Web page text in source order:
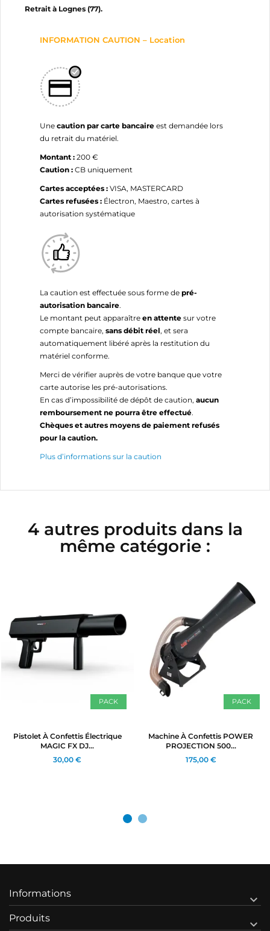
Retrait à Lognes (77).
INFORMATION CAUTION – Location
Une caution par carte bancaire est demandée lors
du retrait du matériel.
Montant : 200 €
Caution : CB uniquement
Cartes acceptées : VISA, MASTERCARD
Cartes refusées : Électron, Maestro, cartes à
autorisation systématique
La caution est effectuée sous forme de pré-
autorisation bancaire.
Le montant peut apparaître en attente sur votre
compte bancaire, sans débit réel, et sera
automatiquement libéré après la restitution du
matériel conforme.
Merci de vérifier auprès de votre banque que votre
carte autorise les pré-autorisations.
En cas d’impossibilité de dépôt de caution, aucun
remboursement ne pourra être effectué.
Chèques et autres moyens de paiement refusés
pour la caution.
Plus d’informations sur la caution
4 autres produits dans la
même catégorie :
PACK
Pistolet À Confettis Électrique
MAGIC FX DJ...
30,00 €
PACK
Machine À Confettis POWER
PROJECTION 500...
175,00 €
Informations 
Produits 